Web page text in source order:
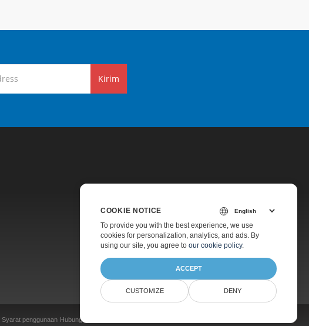
Kirim
Harga
Konsultasi Gratis
Tentang
Syarat penggunaan Hubungi
COOKIE NOTICE
To provide you with the best experience, we use
cookies for personalization, analytics, and ads. By
using our site, you agree to our cookie policy.
ACCEPT
CUSTOMIZE DENY